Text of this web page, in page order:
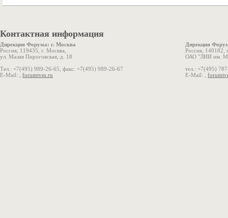
Контактная информация
Дирекция Форума: г. Москва
Россия, 119435, г. Москва,
ул. Малая Пироговская, д. 18
Тел.: +7(495) 989-26-65, факс: +7(495) 989-26-67
E-Mail: , forumtvm.ru
Дирекция
Россия, 140182,
ОАО "ЛИИ им.
тел.: +7(495)
E-Mail: ,